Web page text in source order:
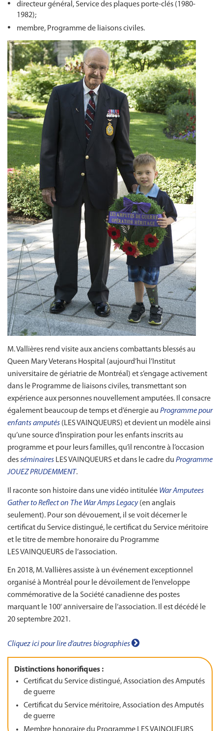
directeur général, Service des plaques porte-clés (1980-
1982);
membre, Programme de liaisons civiles.
M. Vallières rend visite aux anciens combattants blessés au
Queen Mary Veterans Hospital (aujourd’hui l’Institut
universitaire de gériatrie de Montréal) et s’engage activement
dans le Programme de liaisons civiles, transmettant son
expérience aux personnes nouvellement amputées. Il consacre
également beaucoup de temps et d’énergie au Programme pour
enfants amputés (LES VAINQUEURS) et devient un modèle ainsi
qu’une source d’inspiration pour les enfants inscrits au
programme et pour leurs familles, qu’il rencontre à l’occasion
desséminaires LES VAINQUEURS et dans le cadre du Programme
JOUEZ PRUDEMMENT.
Il raconte son histoire dans une vidéo intitulée War Amputees
Gather to Reflect on The War Amps Legacy(en anglais
seulement). Pour son dévouement, il se voit décerner le
certificat du Service distingué, le certificat du Service méritoire
et le titre de membre honoraire du Programme
LES VAINQUEURS de l’association.
En 2018, M. Vallières assiste à un événement exceptionnel
organisé à Montréal pour le dévoilement de l’enveloppe
commémorative de la Société canadienne des postes
marquant le 100eanniversaire de l’association. Il est décédé le
20 septembre 2021.
Cliquez ici pour lire d’autres biographies
Distinctions honorifiques :
Certificat du Service distingué, Association des Amputés
de guerre
Certificat du Service méritoire, Association des Amputés
de guerre
Membre honoraire du Programme LES VAINQUEURS